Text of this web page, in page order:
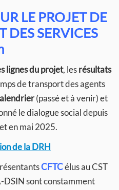
LE PROJET DE
DES SERVICES
lignes du projet, lesrésultats
de transport des agents
(passé et à venir) et
le dialogue social depuis
en mai 2025.
de la DRH
CFTCélus au CST
sont constamment